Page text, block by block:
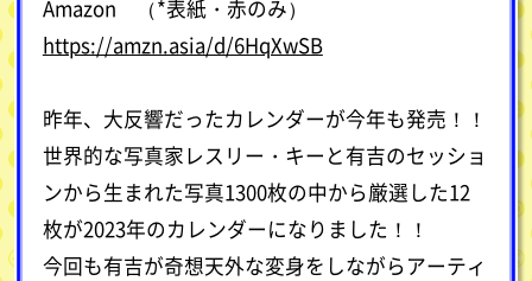
Amazon （*表紙・赤のみ）
https://amzn.asia/d/6HqXwSB
昨年、大反響だったカレンダーが今年も発売！！
世界的な写真家レスリー・キーと有吉のセッショ
ンから生まれた写真1300枚の中から厳選した12
枚が2023年のカレンダーになりました！！
今回も有吉が奇想天外な変身をしながらアーティ